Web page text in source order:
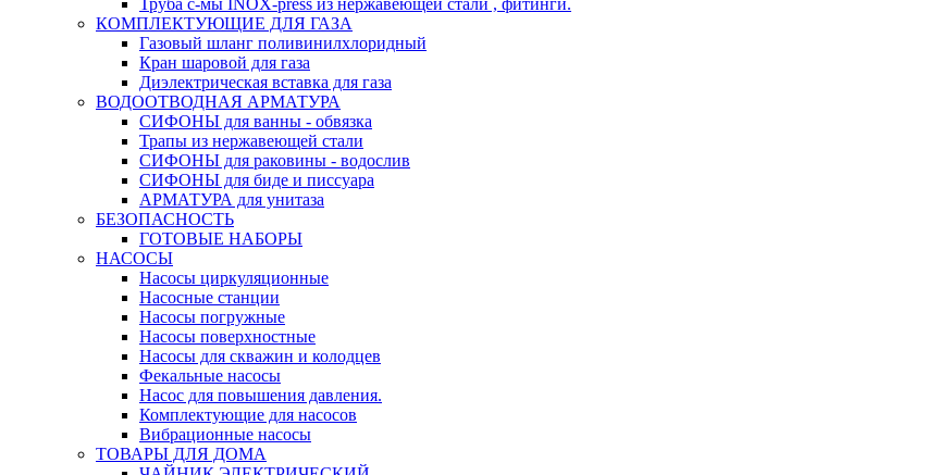
Труба с-мы INOX-press из нержавеющей стали , фитинги.
КОМПЛЕКТУЮЩИЕ ДЛЯ ГАЗА
Газовый шланг поливинилхлоридный
Кран шаровой для газа
Диэлектрическая вставка для газа
ВОДООТВОДНАЯ АРМАТУРА
СИФОНЫ для ванны - обвязка
Трапы из нержавеющей стали
СИФОНЫ для раковины - водослив
СИФОНЫ для биде и писсуара
АРМАТУРА для унитаза
БЕЗОПАСНОСТЬ
ГОТОВЫЕ НАБОРЫ
НАСОСЫ
Насосы циркуляционные
Насосные станции
Насосы погружные
Насосы поверхностные
Насосы для скважин и колодцев
Фекальные насосы
Насос для повышения давления.
Комплектующие для насосов
Вибрационные насосы
ТОВАРЫ ДЛЯ ДОМА